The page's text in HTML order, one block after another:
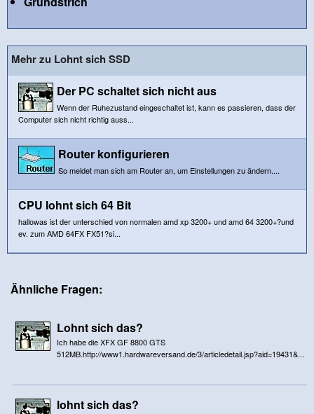
Mehr zu Lohnt sich SSD
Der PC schaltet sich nicht aus
Wenn der Ruhezustand eingeschaltet ist, kann es passieren, dass der
Computer sich nicht richtig auss...
Router konfigurieren
So meldet man sich am Router an, um Einstellungen zu ändern....
CPU lohnt sich 64 Bit
hallowas ist der unterschied von normalen amd xp 3200+ und amd 64 3200+?und
ev. zum AMD 64FX FX51?si...
Ähnliche Fragen:
Lohnt sich das?
Ich habe die XFX GF 8800 GTS
512MB.http://www1.hardwareversand.de/3/articledetail.jsp?aid=19431&...
lohnt sich das?